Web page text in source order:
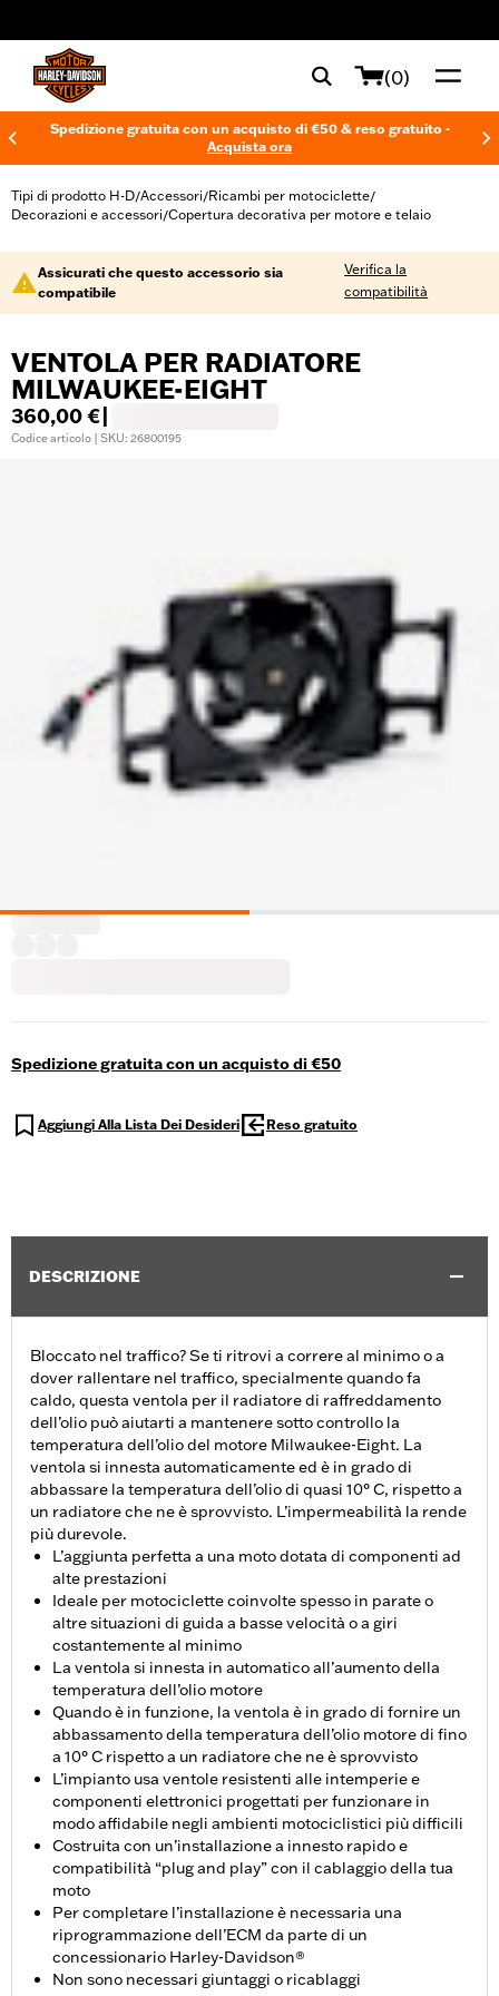
(0)
Spedizione gratuita con un acquisto di €50 & reso gratuito -
Acquista ora
Tipi di prodotto H-D/Accessori/Ricambi per motociclette/
Decorazioni e accessori/Copertura decorativa per motore e telaio
Assicurati che questo accessorio sia
compatibile
Verifica la
compatibilità
VENTOLA PER RADIATORE
MILWAUKEE-EIGHT
360,00 €
Codice articolo | SKU: 26800195
Spedizione gratuita con un acquisto di €50
Aggiungi Alla Lista Dei Desideri Reso gratuito
DESCRIZIONE
Bloccato nel traffico? Se ti ritrovi a correre al minimo o a
dover rallentare nel traffico, specialmente quando fa
caldo, questa ventola per il radiatore di raffreddamento
dell’olio può aiutarti a mantenere sotto controllo la
temperatura dell’olio del motore Milwaukee-Eight. La
ventola si innesta automaticamente ed è in grado di
abbassare la temperatura dell’olio di quasi 10° C, rispetto a
un radiatore che ne è sprovvisto. L’impermeabilità la rende
più durevole.
L’aggiunta perfetta a una moto dotata di componenti ad
alte prestazioni
Ideale per motociclette coinvolte spesso in parate o
altre situazioni di guida a basse velocità o a giri
costantemente al minimo
La ventola si innesta in automatico all’aumento della
temperatura dell’olio motore
Quando è in funzione, la ventola è in grado di fornire un
abbassamento della temperatura dell’olio motore di fino
a 10° C rispetto a un radiatore che ne è sprovvisto
L’impianto usa ventole resistenti alle intemperie e
componenti elettronici progettati per funzionare in
modo affidabile negli ambienti motociclistici più difficili
Costruita con un’installazione a innesto rapido e
compatibilità “plug and play” con il cablaggio della tua
moto
Per completare l’installazione è necessaria una
riprogrammazione dell’ECM da parte di un
concessionario Harley-Davidson®
Non sono necessari giuntaggi o ricablaggi